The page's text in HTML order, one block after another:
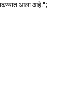
आला आहे.";